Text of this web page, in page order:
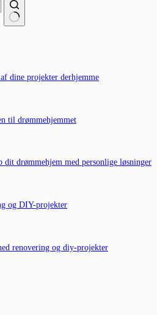
dine projekter derhjemme
til drømmehjemmet
dit drømmehjem med personlige løsninger
og DIY-projekter
renovering og diy-projekter